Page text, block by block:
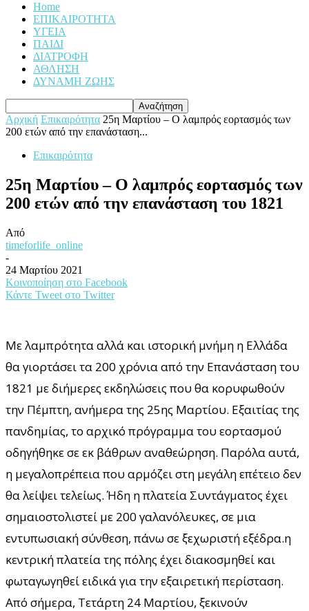
Home
ΕΠΙΚΑΙΡΟΤΗΤΑ
ΥΓΕΙΑ
ΠΑΙΔΙ
ΔΙΑΤΡΟΦΗ
ΑΘΛΗΣΗ
ΔΥΝΑΜΗ ΖΩΗΣ
Αρχική Επικαιρότητα 25η Μαρτίου – Ο λαμπρός εορτασμός των
200 ετών από την επανάσταση...
Επικαιρότητα
25η Μαρτίου – Ο λαμπρός εορτασμός των
200 ετών από την επανάσταση του 1821
Από
timeforlife_online
-
24 Μαρτίου 2021
Κοινοποίηση στο Facebook
Κάντε Tweet στο Twitter
Με λαμπρότητα αλλά και ιστορική μνήμη η Ελλάδα
θα γιορτάσει τα 200 χρόνια από την Επανάσταση του
1821 με διήμερες εκδηλώσεις που θα κορυφωθούν
την Πέμπτη, ανήμερα της 25ης Μαρτίου. Εξαιτίας της
πανδημίας, το αρχικό πρόγραμμα του εορτασμού
οδηγήθηκε σε εκ βάθρων αναθεώρηση. Παρόλα αυτά,
η μεγαλοπρέπεια που αρμόζει στη μεγάλη επέτειο δεν
θα λείψει τελείως. Ήδη η πλατεία Συντάγματος έχει
σημαιοστολιστεί με 200 γαλανόλευκες, σε μια
εντυπωσιακή σύνθεση, πάνω σε ξεχωριστή εξέδρα.η
κεντρική πλατεία της πόλης έχει διακοσμηθεί και
φωταγωγηθεί ειδικά για την εξαιρετική περίσταση.
Από σήμερα, Τετάρτη 24 Μαρτίου, ξεκινούν